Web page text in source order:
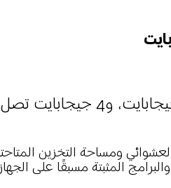
ومساحة التخزين
المثبتة مسبقًا على